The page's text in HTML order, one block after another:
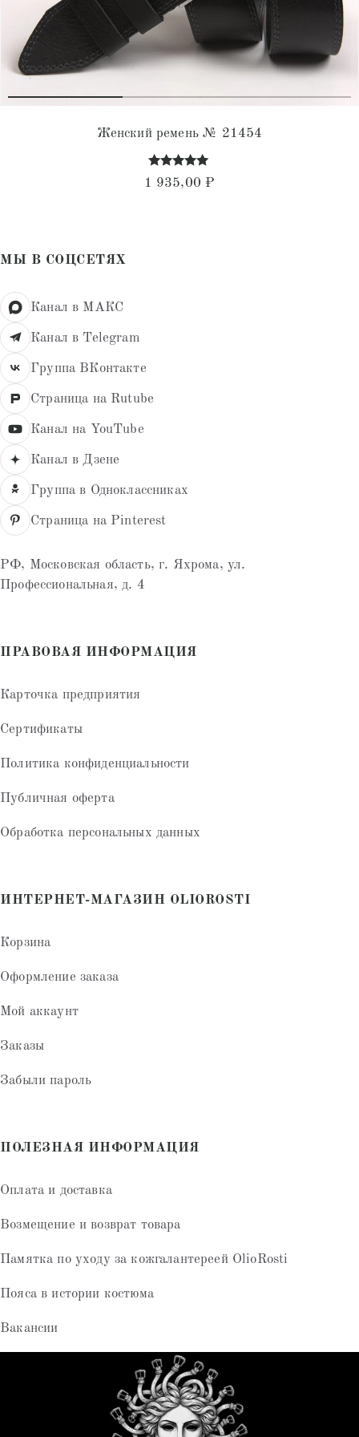
Женский ремень № 21454
Оценка
4.87
1 935,00 ₽
МЫ В СОЦСЕТЯХ
Канал в МАКС
Канал в Telegram
Группа ВКонтакте
Страница на Rutube
Канал на YouTube
Канал в Дзене
Группа в Одноклассниках
Страница на Pinterest
РФ, Московская область, г. Яхрома, ул.
Профессиональная, д. 4
ПРАВОВАЯ ИНФОРМАЦИЯ
Карточка предприятия
Сертификаты
Политика конфиденциальности
Публичная оферта
Обработка персональных данных
ИНТЕРНЕТ-МАГАЗИН OLIOROSTI
Корзина
Оформление заказа
Мой аккаунт
Заказы
Забыли пароль
ПОЛЕЗНАЯ ИНФОРМАЦИЯ
Оплата и доставка
Возмещение и возврат товара
Памятка по уходу за кожгалантереей OlioRosti
Пояса в истории костюма
Вакансии